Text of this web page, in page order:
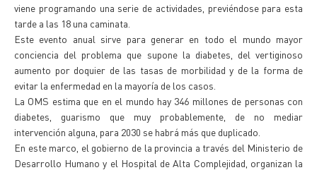
viene programando una serie de actividades, previéndose para esta
tarde a las 18 una caminata.
Este evento anual sirve para generar en todo el mundo mayor
conciencia del problema que supone la diabetes, del vertiginoso
aumento por doquier de las tasas de morbilidad y de la forma de
evitar la enfermedad en la mayoría de los casos.
La OMS estima que en el mundo hay 346 millones de personas con
diabetes, guarismo que muy probablemente, de no mediar
intervención alguna, para 2030 se habrá más que duplicado.
En este marco, el gobierno de la provincia a través del Ministerio de
Desarrollo Humano y el Hospital de Alta Complejidad, organizan la